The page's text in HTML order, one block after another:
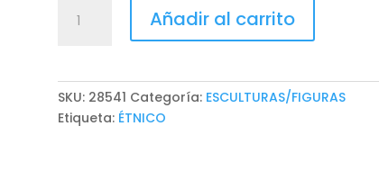
DECORATIVA
Añadir al carrito
SKU: 28541 Categoría: ESCULTURAS/FIGURAS
Etiqueta: ÉTNICO